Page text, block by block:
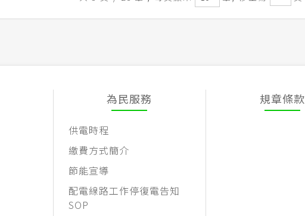
為民服務
供電時程
繳費方式簡介
節能宣導
配電線路工作停復電告知
SOP
規章條款